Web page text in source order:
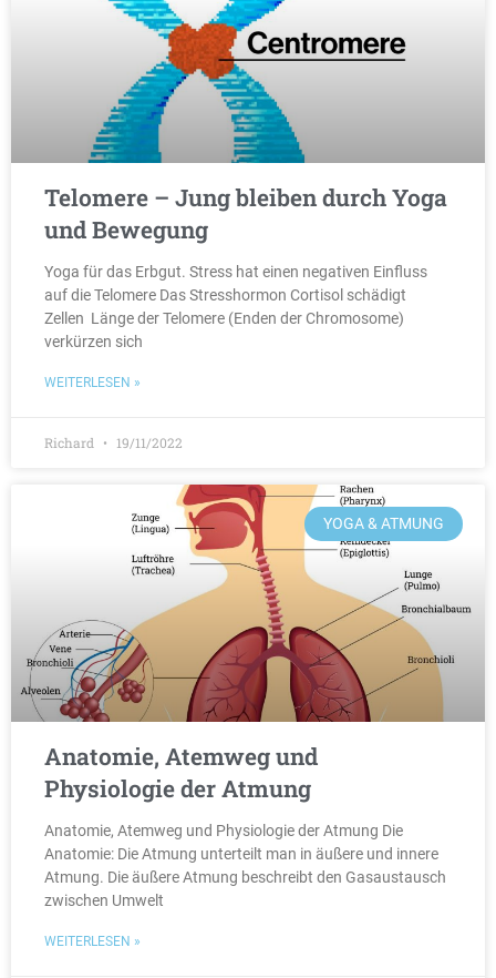
Telomere – Jung bleiben durch Yoga
und Bewegung
Yoga für das Erbgut. Stress hat einen negativen Einfluss
auf die Telomere Das Stresshormon Cortisol schädigt
Zellen Länge der Telomere (Enden der Chromosome)
verkürzen sich
WEITERLESEN »
Richard 19/11/2022
YOGA & ATMUNG
Anatomie, Atemweg und
Physiologie der Atmung
Anatomie, Atemweg und Physiologie der Atmung Die
Anatomie: Die Atmung unterteilt man in äußere und innere
Atmung. Die äußere Atmung beschreibt den Gasaustausch
zwischen Umwelt
WEITERLESEN »